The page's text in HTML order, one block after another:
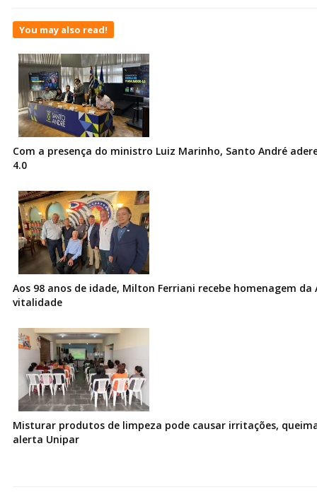
You may also read!
Com a presença do ministro Luiz Marinho, Santo André
4.0
Aos 98 anos de idade, Milton Ferriani recebe homenagem da
vitalidade
Misturar produtos de limpeza pode causar irritações,
alerta Unipar